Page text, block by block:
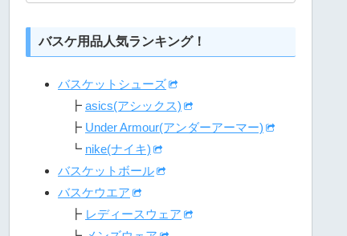
バスケ用品人気ランキング！
バスケットシューズ
┣ asics(アシックス)
┣ Under Armour(アンダーアーマー)
┗ nike(ナイキ)
バスケットボール
バスケウエア
┣ レディースウェア